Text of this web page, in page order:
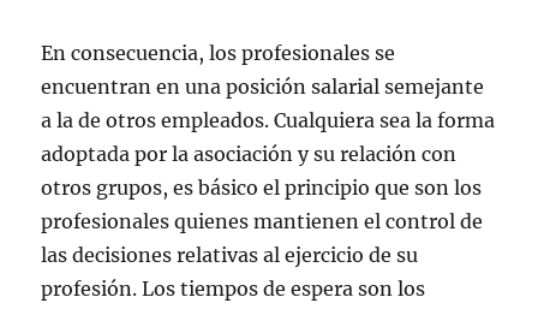
En consecuencia, los profesionales se
encuentran en una posición salarial semejante
a la de otros empleados. Cualquiera sea la forma
adoptada por la asociación y su relación con
otros grupos, es básico el principio que son los
profesionales quienes mantienen el control de
las decisiones relativas al ejercicio de su
profesión. Los tiempos de espera son los